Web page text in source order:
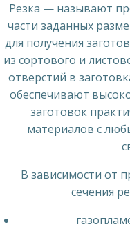
Резка — называют
части заданных
для получения
из сортового и
отверстий в
обеспечивают
заготовок
материалов с
В зависимости от
сечения